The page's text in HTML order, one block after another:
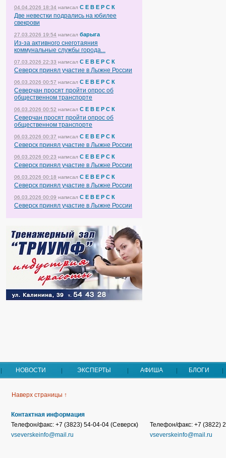
04.04.2026 18:34 написал С Е В Е Р С К
Две невестки подрались на юбилее
свекрови
27.03.2026 19:54 написал барыга
Из-за активного снеготаяния
коммунальные службы города...
07.03.2026 22:33 написал С Е В Е Р С К
Северск принял участие в Лыжне России
06.03.2026 00:57 написал С Е В Е Р С К
Северчан просят пройти опрос об
общественном транспорте
06.03.2026 00:52 написал С Е В Е Р С К
Северчан просят пройти опрос об
общественном транспорте
06.03.2026 00:37 написал С Е В Е Р С К
Северск принял участие в Лыжне России
06.03.2026 00:23 написал С Е В Е Р С К
Северск принял участие в Лыжне России
06.03.2026 00:18 написал С Е В Е Р С К
Северск принял участие в Лыжне России
06.03.2026 00:09 написал С Е В Е Р С К
Северск принял участие в Лыжне России
НОВОСТИ ЭКСПЕРТЫ АФИША БЛОГИ
Наверх страницы ↑
Контактная информация
Телефон/факс: +7 (3823) 54-04-04 (Северск)
vseverskeinfo@mail.ru
Телефон/факс: +7 (3822)
vseverskeinfo@mail.ru